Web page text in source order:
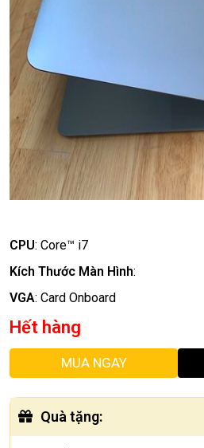
CPU: Core™ i7
Kích Thước Màn Hình:
VGA: Card Onboard
Hết hàng
MUA NGAY
Quà tặng: